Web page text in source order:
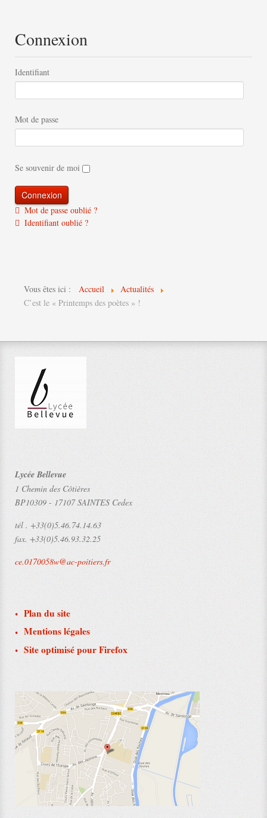
Connexion
Identifiant
Mot de passe
Se souvenir de moi
Mot de passe oublié ?
Identifiant oublié ?
Vous êtes ici : Accueil
Actualités
C’est le « Printemps des poètes » !
Lycée Bellevue
1 Chemin des Côtières
BP10309 - 17107 SAINTES Cedex
tél . +33(0)5.46.74.14.63
fax. +33(0)5.46.93.32.25
ce.0170058w@ac-poitiers.fr
Plan du site
Mentions légales
Site optimisé pour Firefox